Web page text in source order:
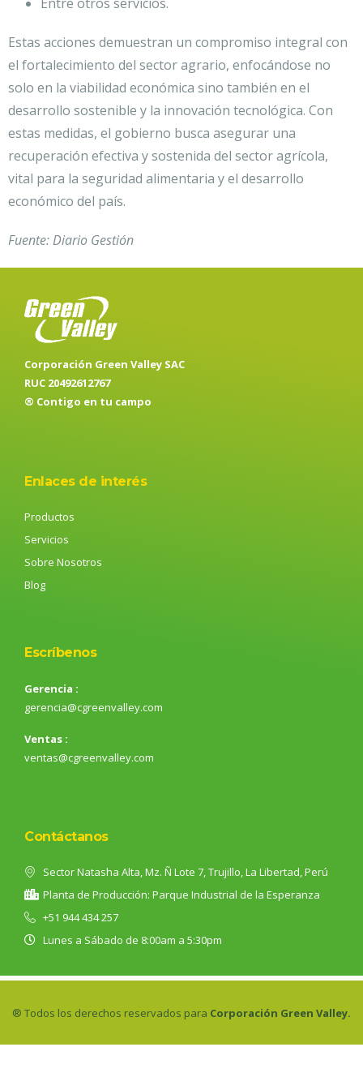
Estas acciones demuestran un compromiso integral con
el fortalecimiento del sector agrario, enfocándose no
solo en la viabilidad económica sino también en el
desarrollo sostenible y la innovación tecnológica. Con
estas medidas, el gobierno busca asegurar una
recuperación efectiva y sostenida del sector agrícola,
vital para la seguridad alimentaria y el desarrollo
económico del país.
Fuente: Diario Gestión
Corporación Green Valley SAC
RUC 20492612767
® Contigo en tu campo
Enlaces de interés
Productos
Servicios
Sobre Nosotros
Blog
Escríbenos
Gerencia :
gerencia@cgreenvalley.com
Ventas :
ventas@cgreenvalley.com
Contáctanos
Sector Natasha Alta, Mz. Ñ Lote 7, Trujillo, La Libertad, Perú
Planta de Producción: Parque Industrial de la Esperanza
+51 944 434 257
Lunes a Sábado de 8:00am a 5:30pm
® Todos los derechos reservados para Corporación Green Valley.